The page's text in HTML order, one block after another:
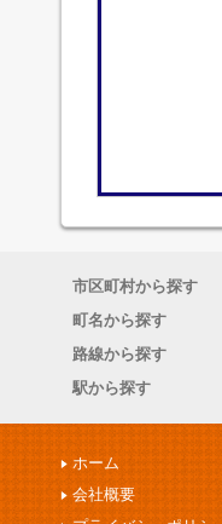
市区町村から探す
町名から探す
路線から探す
駅から探す
ホーム
会社概要